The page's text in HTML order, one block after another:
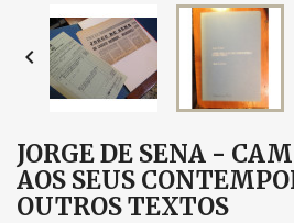

JORGE DE SENA -
AOS SEUS
OUTROS TEXTOS